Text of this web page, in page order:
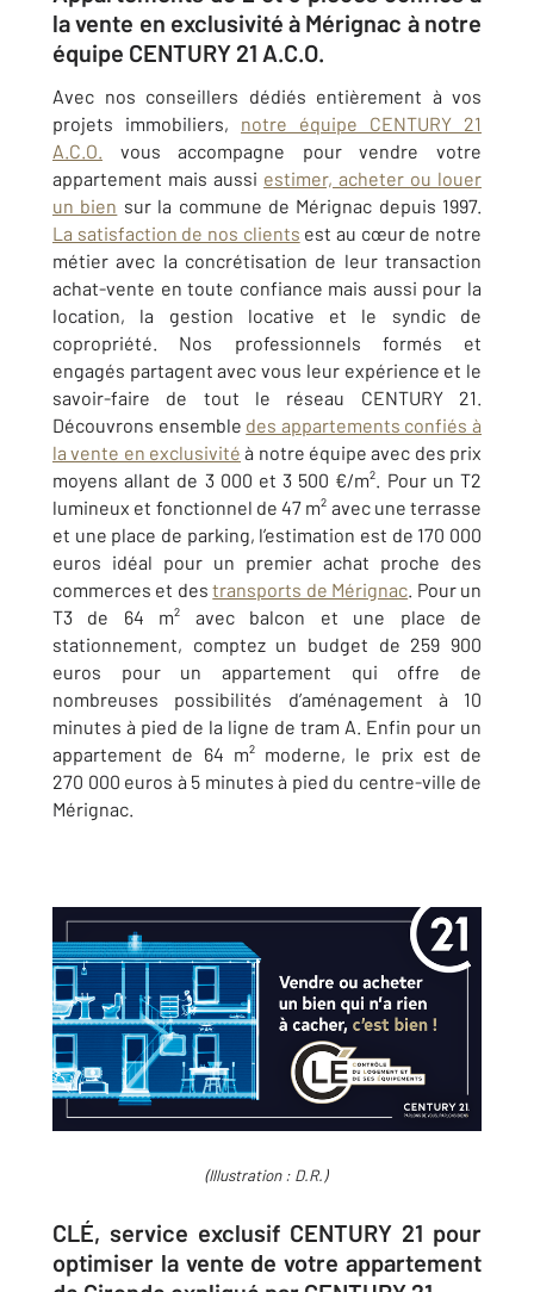
la vente en exclusivité à Mérignac à notre
équipe CENTURY 21 A.C.O.
Avec nos conseillers dédiés entièrement à vos
projets immobiliers, notre équipe CENTURY 21
A.C.O. vous accompagne pour vendre votre
appartement mais aussi estimer, acheter ou louer
un bien sur la commune de Mérignac depuis 1997.
La satisfaction de nos clients est au cœur de notre
métier avec la concrétisation de leur transaction
achat-vente en toute confiance mais aussi pour la
location, la gestion locative et le syndic de
copropriété. Nos professionnels formés et
engagés partagent avec vous leur expérience et le
savoir-faire de tout le réseau CENTURY 21.
Découvrons ensemble des appartements confiés à
la vente en exclusivité à notre équipe avec des prix
moyens allant de 3 000 et 3 500 €/m². Pour un T2
lumineux et fonctionnel de 47 m² avec une terrasse
et une place de parking, l’estimation est de 170 000
euros idéal pour un premier achat proche des
commerces et destransports de Mérignac. Pour un
T3 de 64 m² avec balcon et une place de
stationnement, comptez un budget de 259 900
euros pour un appartement qui offre de
nombreuses possibilités d’aménagement à 10
minutes à pied de la ligne de tram A. Enfin pour un
appartement de 64 m² moderne, le prix est de
270 000 euros à 5 minutes à pied du centre-ville de
Mérignac.
(Illustration : D.R.)
CLÉ, service exclusif CENTURY 21 pour
optimiser la vente de votre appartement